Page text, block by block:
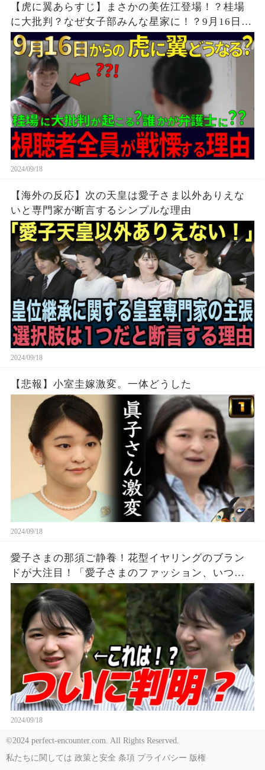
【虎に翼あらすじ】まさかの美佐江登場！？桂場
に大批判？なぜ女子部みんな星家に！？9月16日か
らの展開を解説！
2024/09/18
【海外の反応】次の天皇は愛子さま以外ありえな
いと専門家が断言するシンプルな理由
2024/09/18
【悲報】小室圭嫁激変。一体どうした
2024/09/18
愛子さまの那須ご静養！花型イヤリングのブラン
ドが大注目！「愛子さまのファッション、いつも
素敵です」
2024/09/18
©2024 perfect-encounter.com. All Rights Reserved.
私たちに関しては 政策と安全 条項 プライバシー 版権